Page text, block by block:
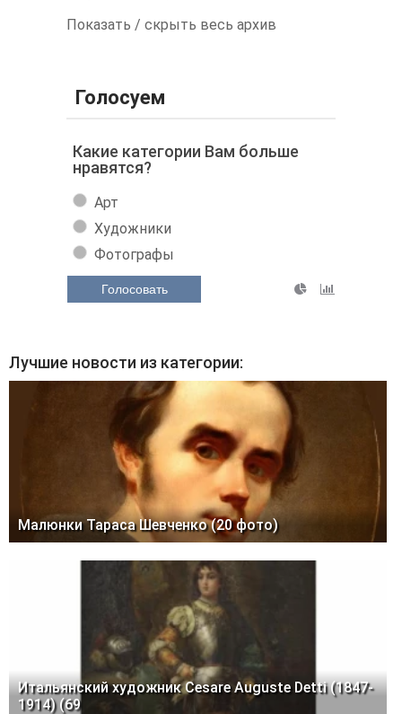
Показать / скрыть весь архив
Голосуем
Какие категории Вам больше
нравятся?
Арт
Художники
Фотографы
Голосовать
Лучшие новости из категории:
Малюнки Тараса Шевченко (20 фото)
Итальянский художник Cesare Auguste Detti (1847-
1914) (69